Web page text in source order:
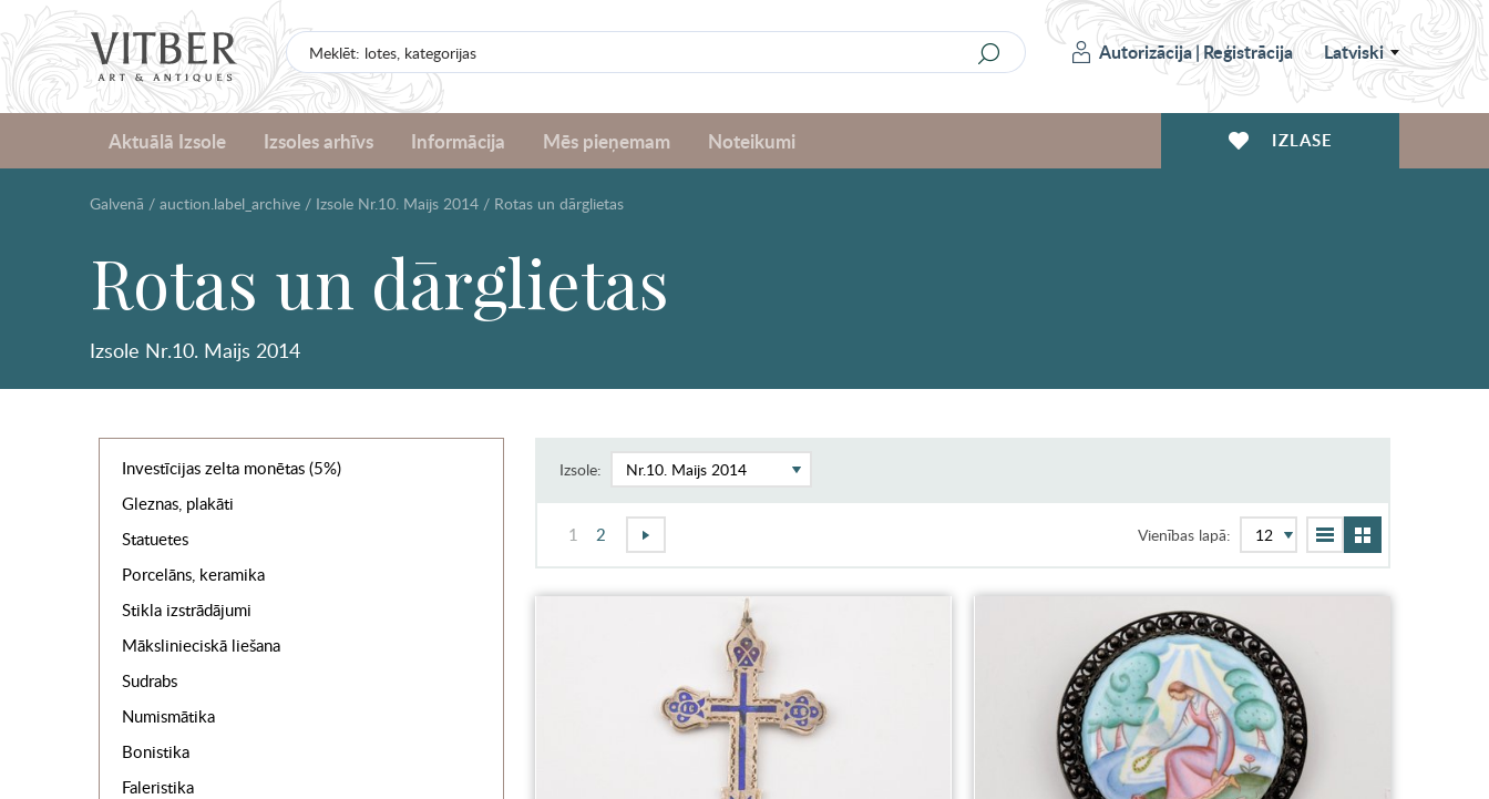
Autorizācija|Reģistrācija Latviski
Aktuālā Izsole Izsoles arhīvs Informācija Mēs pieņemam Noteikumi IZLASE
Galvenā / auction.label_archive / Izsole Nr.10. Maijs 2014 / Rotas un dārglietas
Rotas un dārglietas
Izsole Nr.10. Maijs 2014
Investīcijas zelta monētas (5%)
Gleznas, plakāti
Statuetes
Porcelāns, keramika
Stikla izstrādājumi
Mākslinieciskā liešana
Sudrabs
Numismātika
Bonistika
Faleristika
Izsole:
1 2 Vienības lapā: